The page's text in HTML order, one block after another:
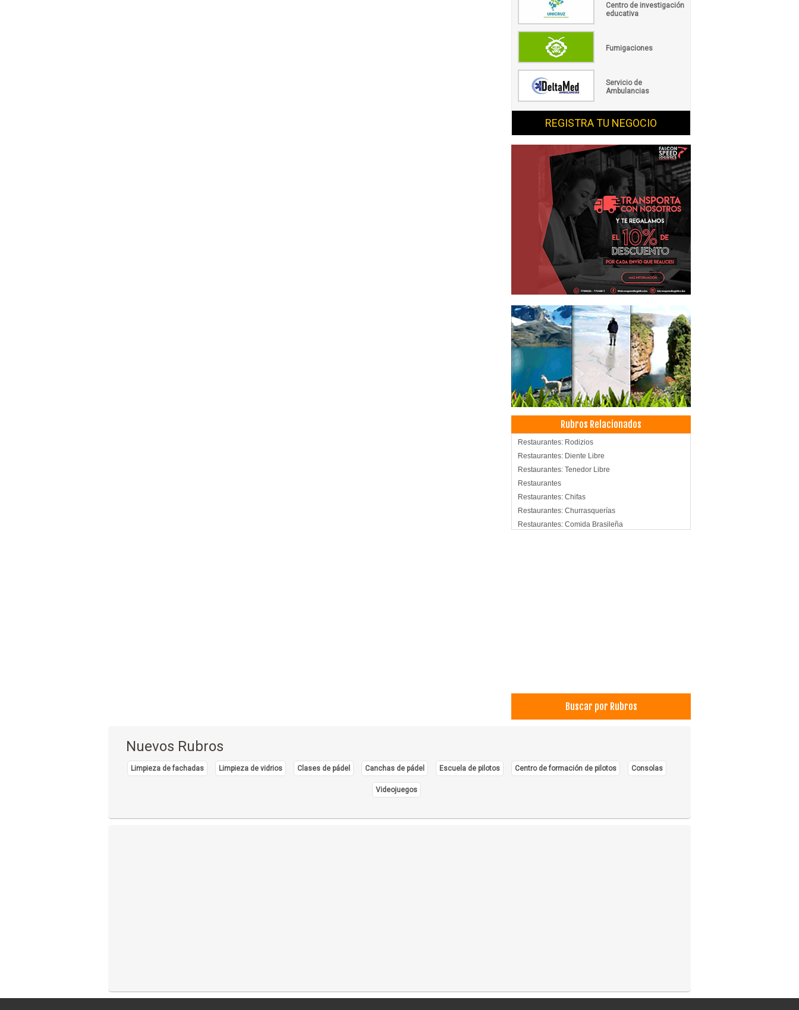
Centro de investigación
educativa
Fumigaciones
Servicio de
Ambulancias
REGISTRA TU NEGOCIO
Rubros Relacionados
Restaurantes: Rodizios
Restaurantes: Diente Libre
Restaurantes: Tenedor Libre
Restaurantes
Restaurantes: Chifas
Restaurantes: Churrasquerías
Restaurantes: Comida Brasileña
Buscar por Rubros
Nuevos Rubros
Limpieza de fachadas Limpieza de vidrios Clases de pádel Canchas de pádel Escuela de pilotos Centro de formación de pilotos Consolas
Videojuegos